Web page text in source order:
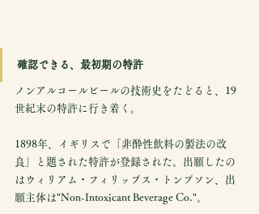
確認できる、最初期の特許
ノンアルコールビールの技術史をたどると、19
世紀末の特許に行き着く。
1898年、イギリスで「非酔性飲料の製法の改
良」と題された特許が登録された。出願したの
はウィリアム・フィリップス・トンプソン、出
願主体は"Non-Intoxicant Beverage Co."。